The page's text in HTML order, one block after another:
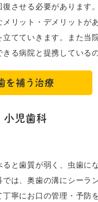
復させる必要があります
リット・デメリットが
てていきます。また当
る病院と提携している
を補う治療
小児歯科
と歯質が弱く、虫歯に
は、奥歯の溝にシーラ
寧にお口の管理・予防